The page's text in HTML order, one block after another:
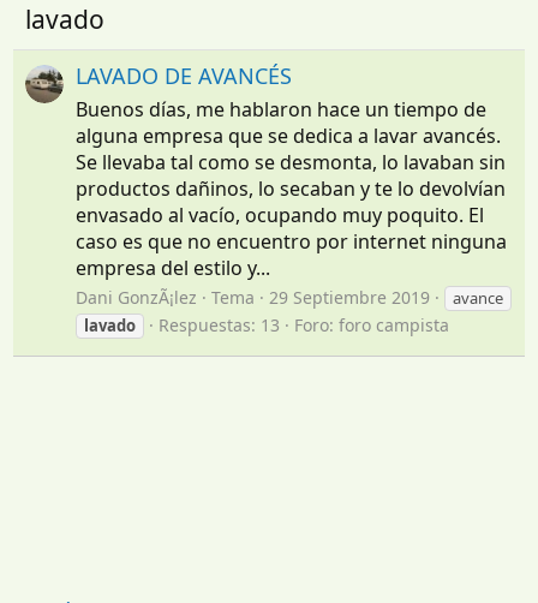
lavado
LAVADO DE AVANCÉS
Buenos días, me hablaron hace un tiempo de
alguna empresa que se dedica a lavar avancés.
Se llevaba tal como se desmonta, lo lavaban sin
productos dañinos, lo secaban y te lo devolvían
envasado al vacío, ocupando muy poquito. El
caso es que no encuentro por internet ninguna
empresa del estilo y...
Dani GonzÃ¡lez Tema 29 Septiembre 2019
avance
lavado
Respuestas: 13 Foro:foro campista